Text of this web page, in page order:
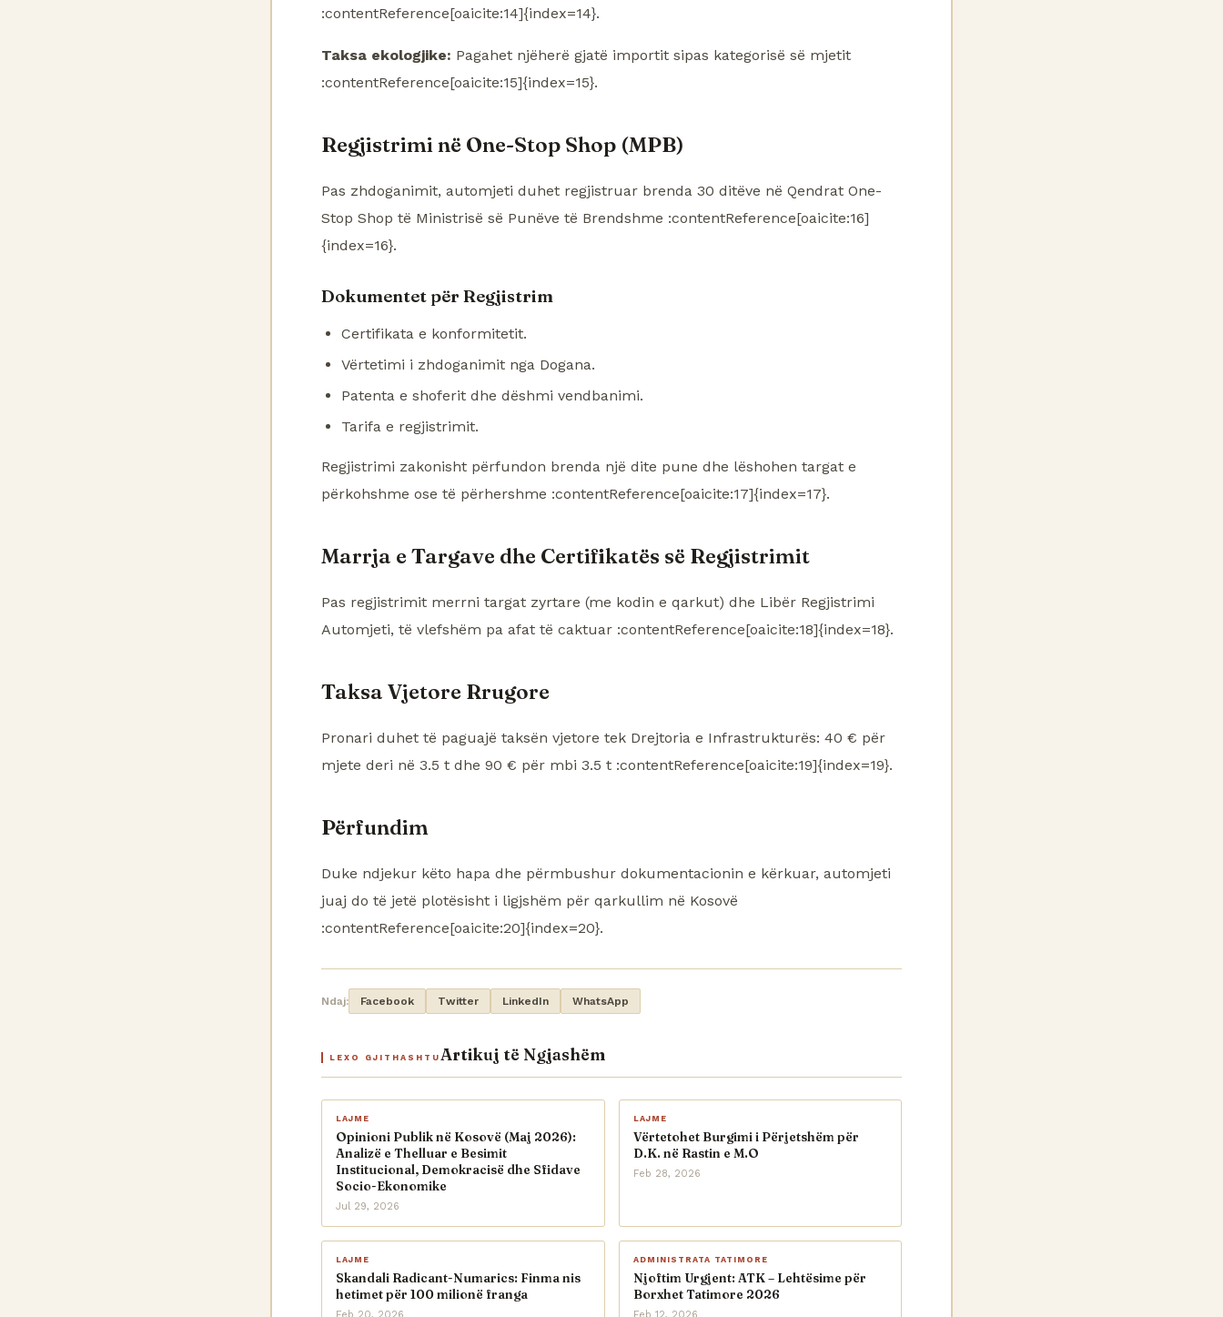
:contentReference[oaicite:14]{index=14}.
Taksa ekologjike: Pagahet njëherë gjatë importit sipas kategorisë së mjetit
:contentReference[oaicite:15]{index=15}.
Regjistrimi në One-Stop Shop (MPB)
Pas zhdoganimit, automjeti duhet regjistruar brenda 30 ditëve në Qendrat One-
Stop Shop të Ministrisë së Punëve të Brendshme :contentReference[oaicite:16]
{index=16}.
Dokumentet për Regjistrim
Certifikata e konformitetit.
Vërtetimi i zhdoganimit nga Dogana.
Patenta e shoferit dhe dëshmi vendbanimi.
Tarifa e regjistrimit.
Regjistrimi zakonisht përfundon brenda një dite pune dhe lëshohen targat e
përkohshme ose të përhershme :contentReference[oaicite:17]{index=17}.
Marrja e Targave dhe Certifikatës së Regjistrimit
Pas regjistrimit merrni targat zyrtare (me kodin e qarkut) dhe Libër Regjistrimi
Automjeti, të vlefshëm pa afat të caktuar :contentReference[oaicite:18]{index=18}.
Taksa Vjetore Rrugore
Pronari duhet të paguajë taksën vjetore tek Drejtoria e Infrastrukturës: 40 € për
mjete deri në 3.5 t dhe 90 € për mbi 3.5 t :contentReference[oaicite:19]{index=19}.
Përfundim
Duke ndjekur këto hapa dhe përmbushur dokumentacionin e kërkuar, automjeti
juaj do të jetë plotësisht i ligjshëm për qarkullim në Kosovë
:contentReference[oaicite:20]{index=20}.
Ndaj: Facebook Twitter LinkedIn WhatsApp
LEXO GJITHASHTU Artikuj të Ngjashëm
LAJME
Opinioni Publik në Kosovë (Maj 2026):
Analizë e Thelluar e Besimit
Institucional, Demokracisë dhe Sfidave
Socio-Ekonomike
Jul 29, 2026
LAJME
Vërtetohet Burgimi i Përjetshëm për
D.K. në Rastin e M.O
Feb 28, 2026
LAJME
Skandali Radicant-Numarics: Finma nis
hetimet për 100 milionë franga
ADMINISTRATA TATIMORE
Njoftim Urgjent: ATK – Lehtësime për
Borxhet Tatimore 2026